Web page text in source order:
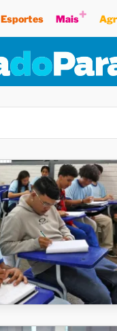
Esportes Mais+